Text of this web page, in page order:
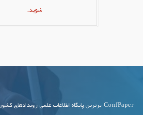
شوید.
ConfPaper برترین پایگاه اطلاعات علمی رویدادهای کشور